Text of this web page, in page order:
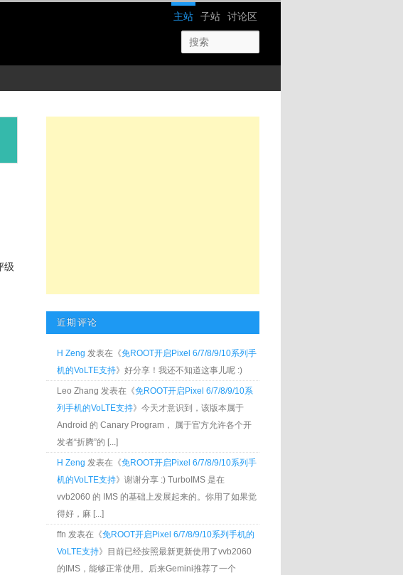
网站导航
主站 子站 讨论区
级
近期评论
H Zeng 发表在《免ROOT开启Pixel 6/7/8/9/10系列手
机的VoLTE支持》好分享！我还不知道这事儿呢 :)
Leo Zhang 发表在《免ROOT开启Pixel 6/7/8/9/10系
列手机的VoLTE支持》今天才意识到，该版本属于
Android 的 Canary Program， 属于官方允许各个开
发者“折腾”的 [...]
H Zeng 发表在《免ROOT开启Pixel 6/7/8/9/10系列手
机的VoLTE支持》谢谢分享 :) TurboIMS 是在
vvb2060 的 IMS 的基础上发展起来的。你用了如果觉
得好，麻 [...]
ffn 发表在《免ROOT开启Pixel 6/7/8/9/10系列手机的
VoLTE支持》目前已经按照最新更新使用了vvb2060
的IMS，能够正常使用。后来Gemini推荐了一个